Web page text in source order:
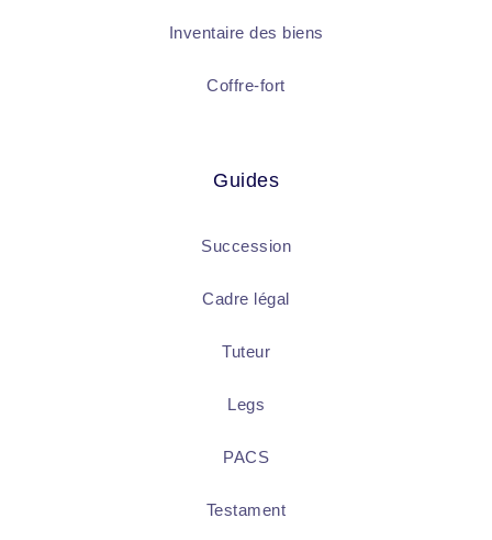
Inventaire des biens
Coffre-fort
Guides
Succession
Cadre légal
Tuteur
Legs
PACS
Testament